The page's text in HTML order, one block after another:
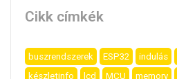
Cikk címkék
buszrendszerek ESP32 indulás
készletinfo
lcd MCU memory